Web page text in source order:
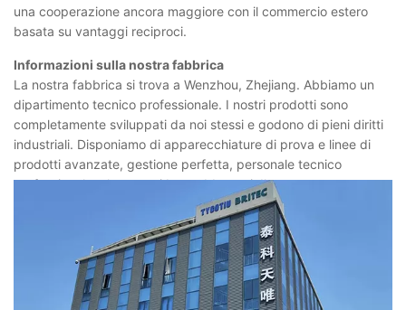
una cooperazione ancora maggiore con il commercio estero
basata su vantaggi reciproci.
Informazioni sulla nostra fabbrica
La nostra fabbrica si trova a Wenzhou, Zhejiang. Abbiamo un
dipartimento tecnico professionale. I nostri prodotti sono
completamente sviluppati da noi stessi e godono di pieni diritti
industriali. Disponiamo di apparecchiature di prova e linee di
prodotti avanzate, gestione perfetta, personale tecnico
professionale e lavoratori ben addestrati. Il nostro team
continua a sviluppare i prodotti più nuovi per i nostri clienti,
ecco perché il livello tecnico dei nostri prodotti può essere
raggiunto al livello principale. Abbiamo un team di ricerca e
sviluppo professionale per te.